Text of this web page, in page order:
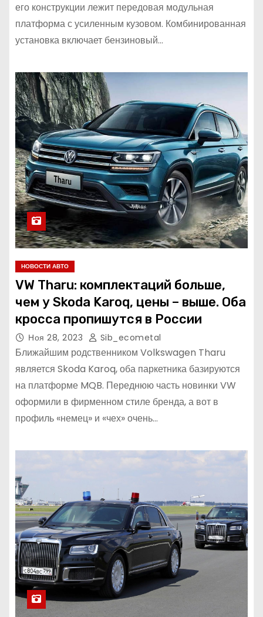
его конструкции лежит передовая модульная
платформа с усиленным кузовом. Комбинированная
установка включает бензиновый…
НОВОСТИ АВТО
VW Tharu: комплектаций больше,
чем у Skoda Karoq, цены – выше. Оба
кросса пропишутся в России
Ноя 28, 2023 Sib_ecometal
Ближайшим родственником Volkswagen Tharu
является Skoda Karoq, оба паркетника базируются
на платформе MQB. Переднюю часть новинки VW
оформили в фирменном стиле бренда, а вот в
профиль «немец» и «чех» очень…